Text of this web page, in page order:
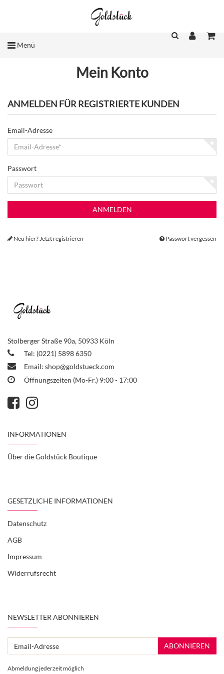
Menü
Mein Konto
ANMELDEN FÜR REGISTRIERTE KUNDEN
Email-Adresse
Passwort
Neu hier? Jetzt registrieren Passwort vergessen
Stolberger Straße 90a, 50933 Köln
Tel: (0221) 5898 6350
Email: shop@goldstueck.com
Öffnungszeiten (Mo-Fr.) 9:00 - 17:00
INFORMATIONEN
Über die Goldstück Boutique
GESETZLICHE INFORMATIONEN
Datenschutz
AGB
Impressum
Widerrufsrecht
NEWSLETTER ABONNIEREN
Email-
Adresse
ABONNIEREN
Abmeldung jederzeit möglich